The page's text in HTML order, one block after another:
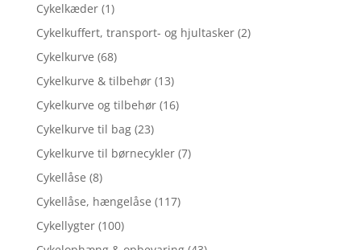
Cykelkæder (1)
Cykelkuffert, transport- og hjultasker (2)
Cykelkurve (68)
Cykelkurve & tilbehør (13)
Cykelkurve og tilbehør (16)
Cykelkurve til bag (23)
Cykelkurve til børnecykler (7)
Cykellåse (8)
Cykellåse, hængelåse (117)
Cykellygter (100)